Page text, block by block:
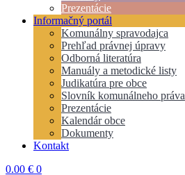
Prezentácie
Informačný portál
Komunálny spravodajca
Prehľad právnej úpravy
Odborná literatúra
Manuály a metodické listy
Judikatúra pre obce
Slovník komunálneho práva
Prezentácie
Kalendár obce
Dokumenty
Kontakt
0.00 € 0